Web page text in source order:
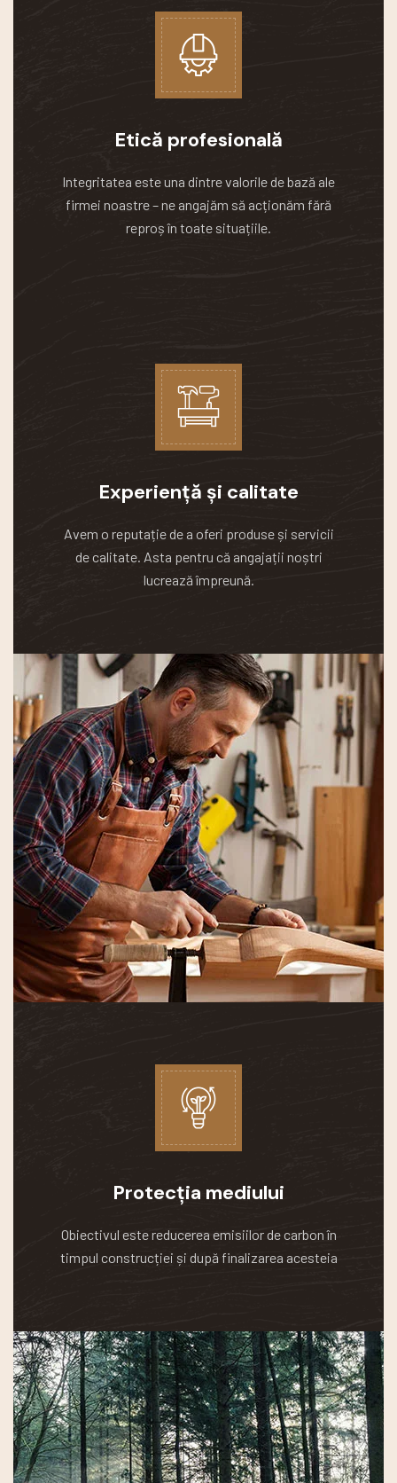
Etică profesională
Integritatea este una dintre valorile de bază ale
firmei noastre – ne angajăm să acționăm fără
reproș în toate situațiile.
Experiență și calitate
Avem o reputație de a oferi produse și servicii
de calitate. Asta pentru că angajații noștri
lucrează împreună.
Protecția mediului
Obiectivul este reducerea emisiilor de carbon în
timpul construcției și după finalizarea acesteia